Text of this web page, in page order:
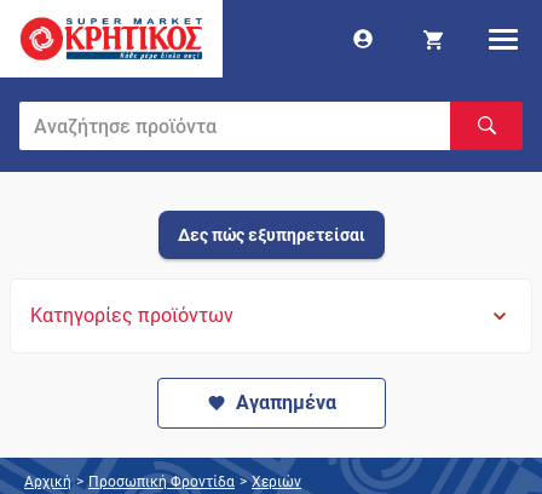
Δες πώς εξυπηρετείσαι
Κατηγορίες προϊόντων
Αγαπημένα
Αρχική > Προσωπική Φροντίδα > Χεριών